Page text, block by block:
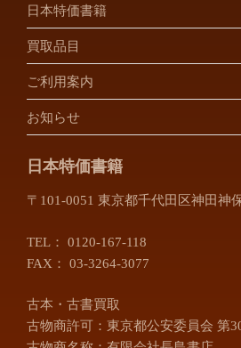
日本特価書籍
買取品目
ご利用案内
お知らせ
日本特価書籍
〒101-0051 東京都千代田区神田神
TEL： 0120-167-118
FAX： 03-3264-3077
古本・古書買取
古物商許可：東京都公安委員会 第